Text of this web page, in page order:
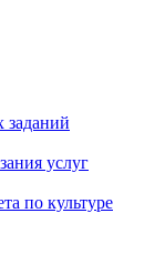
заданий
услуг
по культуре